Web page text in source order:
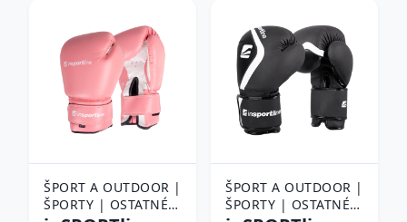
ŠPORT A OUTDOOR |
ŠPORTY | OSTATNÉ
ŠPORT A OUTDOOR |
ŠPORTY | OSTATNÉ